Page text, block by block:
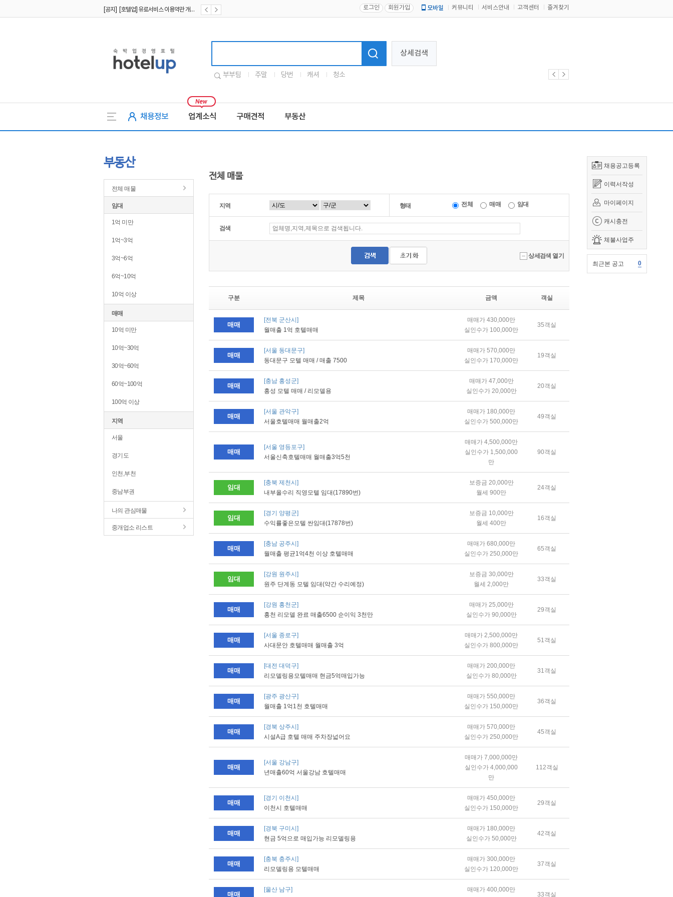
[공지] [호텔업] 유료서비스 이용약관 개정본2 (19.09.02) 로그인 회원가입 모바일 커뮤니티 서비스안내 고객센터 즐겨찾기
상세검색
부부팀 주말 당번 캐셔 청소
채용정보 업계소식 구매견적 부동산
채용공고등록
이력서작성
마이페이지
캐시충전
체불사업주
최근본 공고 0
부동산
전체 매물
임대
1억 미만
1억~3억
3억~6억
6억~10억
10억 이상
매매
10억 미만
10억~30억
30억~60억
60억~100억
100억 이상
지역
서울
경기도
인천,부천
중남부권
나의 관심매물
중개업소 리스트
전체 매물
지역 형태 전체 매매 임대
검색
상세검색 열기
구분 제목 금액 객실
매매
[전북 군산시]
월매출 1억 호텔매매
매매가 430,000만
실인수가 100,000만
35객실
매매
[서울 동대문구]
동대문구 모텔 매매 / 매출 7500
매매가 570,000만
실인수가 170,000만
19객실
매매
[충남 홍성군]
홍성 모텔 매매 / 리모델용
매매가 47,000만
실인수가 20,000만
20객실
매매
[서울 관악구]
서울호텔매매 월매출2억
매매가 180,000만
실인수가 500,000만
49객실
매매
[서울 영등포구]
서울신축호텔매매 월매출3억5천
매매가 4,500,000만
실인수가 1,500,000
만
90객실
임대
[충북 제천시]
내부올수리 직영모텔 임대(17890번)
보증금 20,000만
월세 900만
24객실
임대
[경기 양평군]
수익률좋은모텔 싼임대(17878번)
보증금 10,000만
월세 400만
16객실
매매
[충남 공주시]
월매출 평균1억4천 이상 호텔매매
매매가 680,000만
실인수가 250,000만
65객실
임대
[강원 원주시]
원주 단계동 모텔 임대(약간 수리예정)
보증금 30,000만
월세 2,000만
33객실
매매
[강원 홍천군]
홍천 리모델 완료 매출6500 순이익 3천만
매매가 25,000만
실인수가 90,000만
29객실
매매
[서울 종로구]
사대문안 호텔매매 월매출 3억
매매가 2,500,000만
실인수가 800,000만
51객실
매매
[대전 대덕구]
리모델링용모텔매매 현금5억매입가능
매매가 200,000만
실인수가 80,000만
31객실
매매
[광주 광산구]
월매출 1억1천 호텔매매
매매가 550,000만
실인수가 150,000만
36객실
매매
[경북 상주시]
시설A급 호텔 매매 주차장넓어요
매매가 570,000만
실인수가 250,000만
45객실
매매
[서울 강남구]
년매출60억 서울강남 호텔매매
매매가 7,000,000만
실인수가 4,000,000
만
112객실
매매
[경기 이천시]
이천시 호텔매매
매매가 450,000만
실인수가 150,000만
29객실
매매
[경북 구미시]
현금 5억으로 매입가능 리모델링용
매매가 180,000만
실인수가 50,000만
42객실
매매
[충북 충주시]
리모델링용 모텔매매
매매가 300,000만
실인수가 120,000만
37객실
매매
[울산 남구]
매매가 400,000만
33객실